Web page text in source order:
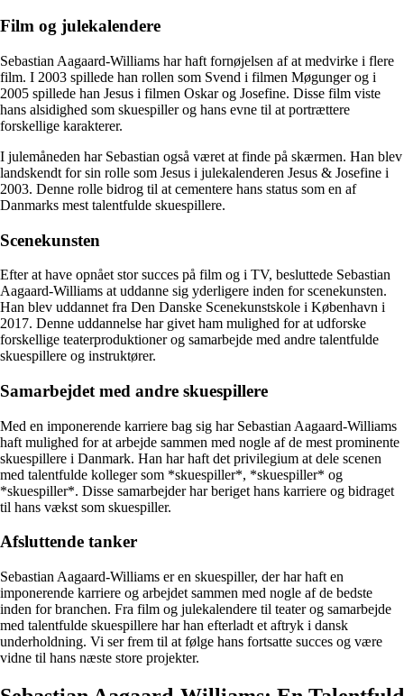
Film og julekalendere
Sebastian Aagaard-Williams har haft fornøjelsen af at medvirke i flere
film. I 2003 spillede han rollen som Svend i filmen Møgunger og i
2005 spillede han Jesus i filmen Oskar og Josefine. Disse film viste
hans alsidighed som skuespiller og hans evne til at portrættere
forskellige karakterer.
I julemåneden har Sebastian også været at finde på skærmen. Han blev
landskendt for sin rolle som Jesus i julekalenderen Jesus & Josefine i
2003. Denne rolle bidrog til at cementere hans status som en af
Danmarks mest talentfulde skuespillere.
Scenekunsten
Efter at have opnået stor succes på film og i TV, besluttede Sebastian
Aagaard-Williams at uddanne sig yderligere inden for scenekunsten.
Han blev uddannet fra Den Danske Scenekunstskole i København i
2017. Denne uddannelse har givet ham mulighed for at udforske
forskellige teaterproduktioner og samarbejde med andre talentfulde
skuespillere og instruktører.
Samarbejdet med andre skuespillere
Med en imponerende karriere bag sig har Sebastian Aagaard-Williams
haft mulighed for at arbejde sammen med nogle af de mest prominente
skuespillere i Danmark. Han har haft det privilegium at dele scenen
med talentfulde kolleger som *skuespiller*, *skuespiller* og
*skuespiller*. Disse samarbejder har beriget hans karriere og bidraget
til hans vækst som skuespiller.
Afsluttende tanker
Sebastian Aagaard-Williams er en skuespiller, der har haft en
imponerende karriere og arbejdet sammen med nogle af de bedste
inden for branchen. Fra film og julekalendere til teater og samarbejde
med talentfulde skuespillere har han efterladt et aftryk i dansk
underholdning. Vi ser frem til at følge hans fortsatte succes og være
vidne til hans næste store projekter.